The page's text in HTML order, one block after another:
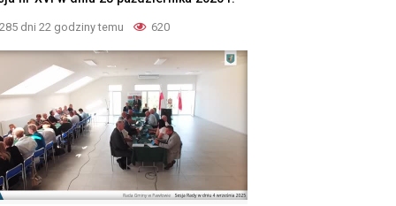
285 dni 22 godziny temu 620